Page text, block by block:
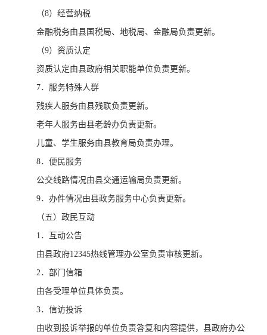
（8）经营纳税
金融税务由县国税局、地税局、金融局负责更新。
（9）资质认定
资质认定由县政府相关职能单位负责更新。
7．服务特殊人群
残疾人服务由县残联负责更新。
老年人服务由县老龄办负责更新。
儿童、学生服务由县教育局负责办理。
8．便民服务
公交线路情况由县交通运输局负责更新。
9．办件情况由县政务服务中心负责更新。
（五）政民互动
1．互动公告
由县政府12345热线管理办公室负责审核更新。
2．部门信箱
由各受理单位具体负责。
3．信访投诉
由收到投诉举报的单位负责答复和内容提供，县政府办公